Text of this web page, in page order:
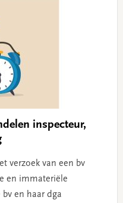
inspecteur,
verzoek van een bv
en immateriële
en haar dga